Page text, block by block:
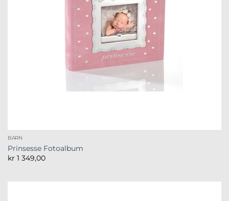
BARN
Prinsesse Fotoalbum
kr 1 349,00